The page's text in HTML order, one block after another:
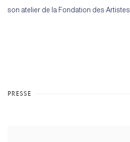
son atelier de la Fondation des
PRESSE